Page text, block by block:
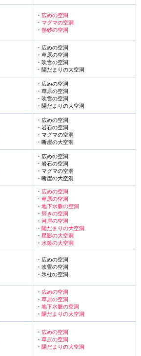
・ 広めの空洞
・ マグマの空洞
・ 熱砂の空洞
・広めの空洞
・草原の空洞
・吹雪の空洞
・陽だまりの大空洞
・広めの空洞
・草原の空洞
・吹雪の空洞
・陽だまりの大空洞
・広めの空洞
・岩石の空洞
・マグマの空洞
・断崖の大空洞
・広めの空洞
・岩石の空洞
・マグマの空洞
・断崖の大空洞
・ 広めの空洞
・ 草原の空洞
・ 地下水脈の空洞
・ 輝きの空洞
・ 河岸の空洞
・ 陽だまりの大空洞
・ 星影の大空洞
・ 水鏡の大空洞
・広めの空洞
・吹雪の空洞
・氷柱の空洞
・ 広めの空洞
・ 草原の空洞
・ 地下水脈の空洞
・ 陽だまりの大空洞
・ 広めの空洞
・ 草原の空洞
・ 陽だまりの大空洞